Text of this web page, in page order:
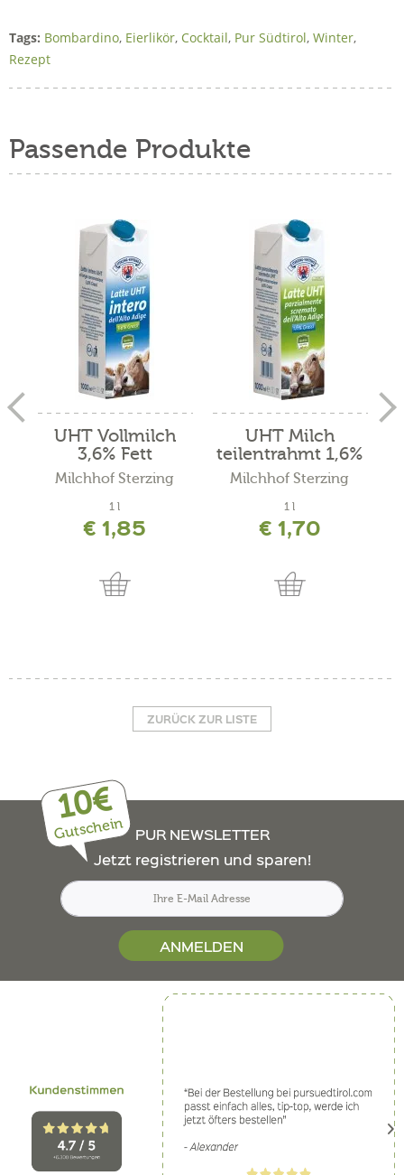
Tags: Bombardino, Eierlikör, Cocktail, Pur Südtirol, Winter,
Rezept
Passende Produkte
UHT Vollmilch
3,6% Fett
Milchhof Sterzing
1 l
€ 1,85
UHT Milch
teilentrahmt 1,6%
Fett
Milchhof Sterzing
1 l
€ 1,70
ZURÜCK ZUR LISTE
10€
Gutschein
PUR NEWSLETTER
Jetzt registrieren und sparen!
ANMELDEN